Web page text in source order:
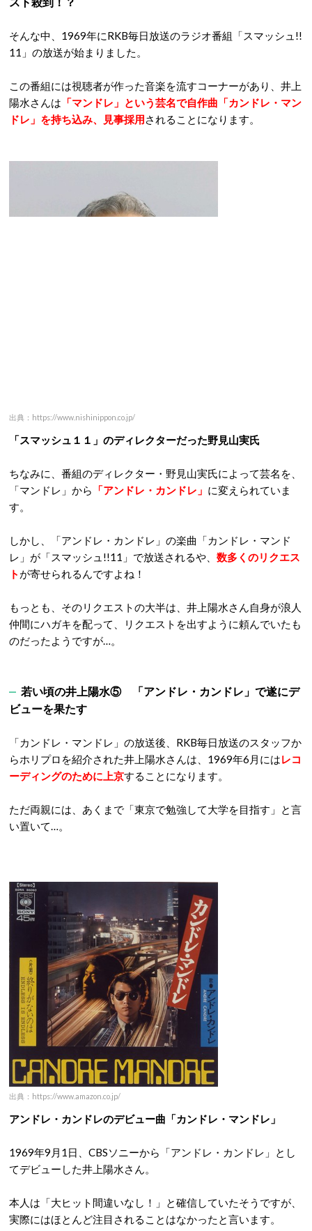
そんな中、1969年にRKB毎日放送のラジオ番組「スマッシュ!!
11」の放送が始まりました。
この番組には視聴者が作った音楽を流すコーナーがあり、井上
陽水さんは 「マンドレ」という芸名で自作曲「カンドレ・マン
ドレ」を持ち込み、見事採用されることになります。
出典：https://www.nishinippon.co.jp/
「スマッシュ１１」のディレクターだった野見山実氏
ちなみに、番組のディレクター・野見山実氏によって芸名を、
「マンドレ」から
「アンドレ・カンドレ」 に変えられていま
す。
しかし、「アンドレ・カンドレ」の楽曲「カンドレ・マンド
レ」が「スマッシュ!!11」で放送されるや、 数多くのリクエス
ト が寄せられるんですよね！
もっとも、そのリクエストの大半は、井上陽水さん自身が浪人
仲間にハガキを配って、リクエストを出すように頼んでいたも
のだったようですが…。
若い頃の井上陽水⑤ 「アンドレ・カンドレ」で遂にデ
ビューを果たす
「カンドレ・マンドレ」の放送後、RKB毎日放送のスタッフか
らホリプロを紹介された井上陽水さんは、1969年6月にはレコ
ーディングのために上京することになります。
ただ両親には、あくまで「東京で勉強して大学を目指す」と言
い置いて…。
出典：https://www.amazon.co.jp/
アンドレ・カンドレのデビュー曲「カンドレ・マンドレ」
1969年9月1日、CBSソニーから「アンドレ・カンドレ」とし
てデビューした井上陽水さん。
本人は「大ヒット間違いなし！」と確信していたそうですが、
実際にはほとんど注目されることはなかったと言います。